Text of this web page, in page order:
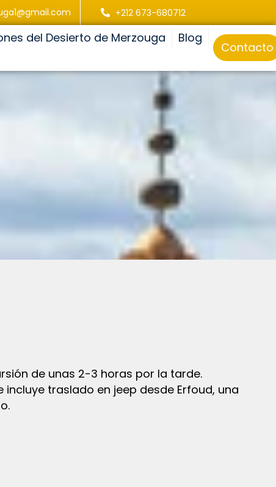
+212 673-680712
del Desierto de Merzouga
Blog
Contacto
de unas 2-3 horas por la tarde.
traslado en jeep desde Erfoud, una